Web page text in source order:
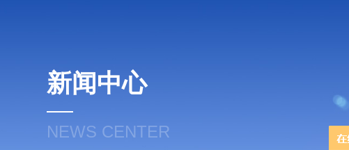
新闻中心
NEWS CENTER